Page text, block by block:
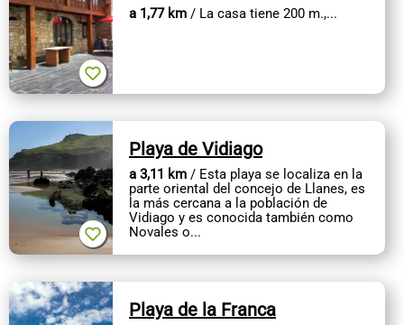
a 1,77 km / La casa tiene 200 m.,...
Playa de Vidiago
a 3,11 km / Esta playa se localiza en la
parte oriental del concejo de Llanes, es
la más cercana a la población de
Vidiago y es conocida también como
Novales o...
Playa de la Franca